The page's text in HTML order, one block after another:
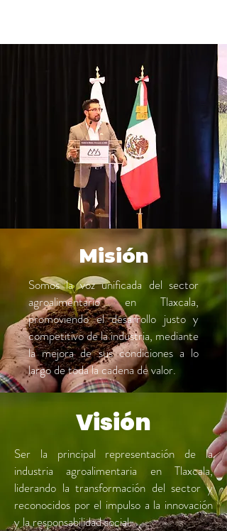
Misión
Somos la voz unificada del sector
agroalimentario en Tlaxcala,
promoviendo el desarrollo justo y
competitivo de la industria, mediante
la mejora de sus condiciones a lo
largo de toda la cadena de valor.
Visión
Ser la principal representación de la
industria agroalimentaria en Tlaxcala,
liderando la transformación del sector y
reconocidos por el impulso a la innovación
y la responsabilidad social.